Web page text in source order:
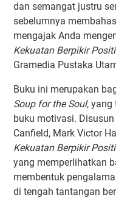
dan semangat justru
sebelumnya
mengajak Anda
Kekuatan Berpikir
Gramedia Pustaka
Buku ini merupakan
Soup for the Soul, yang
buku motivasi.
Canfield, Mark Victor
Kekuatan Berpikir
yang memperlihatkan
membentuk
di tengah tantangan